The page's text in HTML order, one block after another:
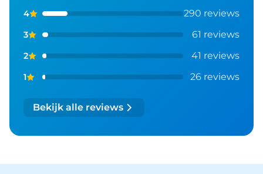
4 290 reviews
3 61 reviews
2 41 reviews
1 26 reviews
Bekijk alle reviews